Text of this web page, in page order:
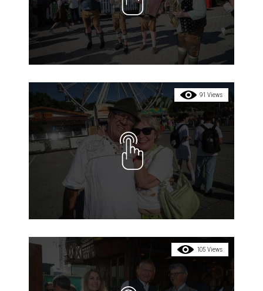
91 Views
105 Views